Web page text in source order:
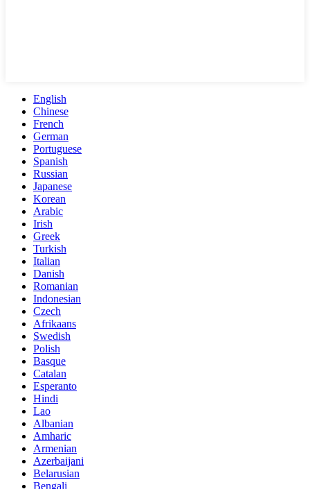
English
Chinese
French
German
Portuguese
Spanish
Russian
Japanese
Korean
Arabic
Irish
Greek
Turkish
Italian
Danish
Romanian
Indonesian
Czech
Afrikaans
Swedish
Polish
Basque
Catalan
Esperanto
Hindi
Lao
Albanian
Amharic
Armenian
Azerbaijani
Belarusian
Bengali